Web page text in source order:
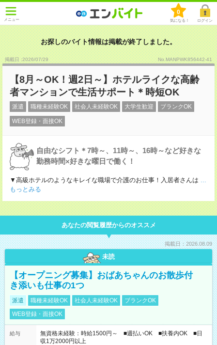
メニュー
0
気になる！ ログイン
お探しのバイト情報は掲載が終了しました。
掲載日 :2026/07/29 No.MANPWK856442-41
【8月～OK！週2日～】ホテルライクな高齢
者マンションで生活サポート＊時短OK
派遣 職種未経験OK 社会人未経験OK 大学生歓迎 ブランクOK
WEB登録・面接OK
自由なシフト＊7時～、11時～、16時～など好きな
勤務時間×好きな曜日で働く！
▼高級ホテルのようなキレイな職場で介護のお仕事！入居者さんは ...
もっとみる
あなたの閲覧履歴からのオススメ
掲載日：2026.08.09
未読
【オープニング募集】おばあちゃんのお散歩付
き添いも仕事の1つ
派遣 職種未経験OK 社会人未経験OK
ブランクOK
WEB登録・面接OK
給与
無資格未経験：時給1500円～ ■週払いOK ■扶養内OK ■日
収1万2000円以上